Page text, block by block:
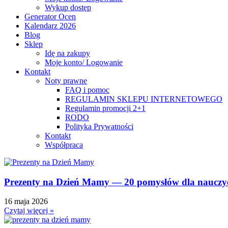
Wykup dostęp
Generator Ocen
Kalendarz 2026
Blog
Sklep
Idę na zakupy
Moje konto/ Logowanie
Kontakt
Noty prawne
FAQ i pomoc
REGULAMIN SKLEPU INTERNETOWEGO
Regulamin promocji 2+1
RODO
Polityka Prywatności
Kontakt
Współpraca
Prezenty na Dzień Mamy — 20 pomysłów dla
16 maja 2026
Czytaj więcej »